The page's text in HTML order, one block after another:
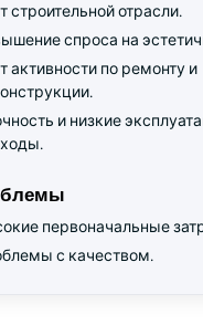
строительной отрасли.
спроса на
активности по ремонту и
и низкие
первоначальные
с качеством.